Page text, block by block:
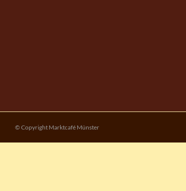
© Copyright Marktcafé Münster